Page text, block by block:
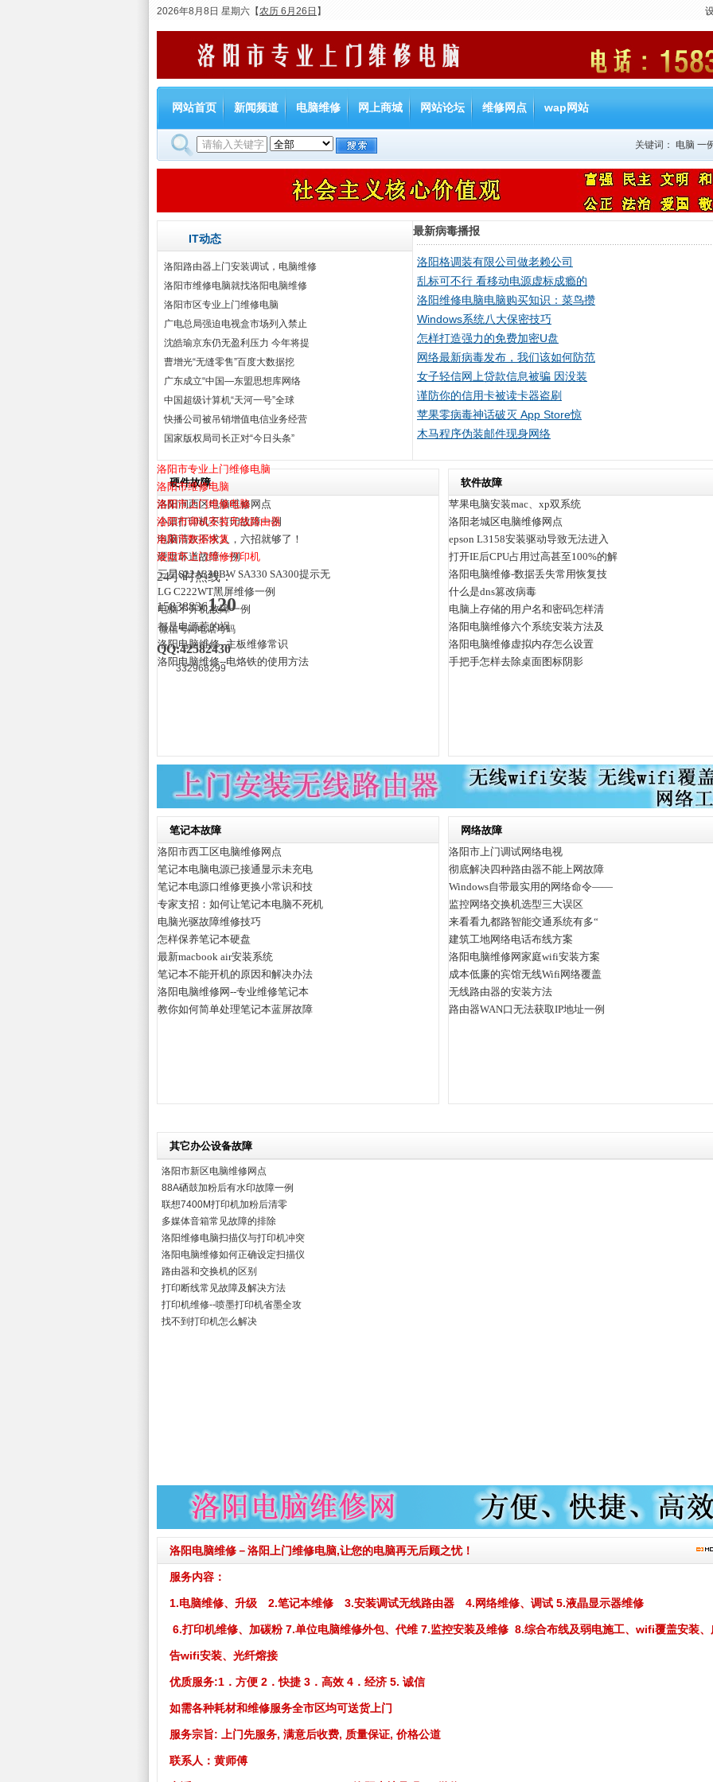
2026年8月8日 星期六 【农历 6月26日 】
网站首页 新闻频道 电脑维修 网上商城 网站论坛 维修网点 wap网站
关键词： 电脑 一
IT动态
洛阳路由器上门安装调试，电脑维修
洛阳市维修电脑就找洛阳电脑维修
洛阳市区专业上门维修电脑
广电总局强迫电视盒市场列入禁止
沈皓瑜京东仍无盈利压力 今年将提
曹增光“无缝零售”百度大数据挖
广东成立“中国—东盟思想库网络
中国超级计算机“天河一号”全球
快播公司被吊销增值电信业务经营
国家版权局司长正对“今日头条”
最新病毒播报
洛阳格调装有限公司做老赖公司
乱标可不行 看移动电源虚标成瘾的
洛阳维修电脑电脑购买知识：菜鸟攒
Windows系统八大保密技巧
怎样打造强力的免费加密U盘
网络最新病毒发布，我们该如何防范
女子轻信网上贷款信息被骗 因没装
谨防你的信用卡被读卡器盗刷
苹果零病毒神话破灭 App Store惊
木马程序伪装邮件现身网络
洛阳市专业上门维修电脑
洛阳市维修电脑
洛阳市上门维修电脑
洛阳市调试安装无线路由器
洛阳市数据恢复
洛阳市上门维修打印机
24小时热线：
15838836120
微信号同电话号码
QQ:42582430
332968299
硬件故障
洛阳涧西区电脑维修网点
小票打印机不打印故障一例
电脑清灰不求人，六招就够了！
硬盘坏道故障一例
三星S22A330BW SA330 SA300提示无
LG C222WT黑屏维修一例
电脑不开机故障一例
都是电源惹的祸
洛阳电脑维修--主板维修常识
洛阳电脑维修--电烙铁的使用方法
软件故障
苹果电脑安装mac、xp双系统
洛阳老城区电脑维修网点
epson L3158安装驱动导致无法进入
打开IE后CPU占用过高甚至100%的解
洛阳电脑维修-数据丢失常用恢复技
什么是dns篡改病毒
电脑上存储的用户名和密码怎样清
洛阳电脑维修六个系统安装方法及
洛阳电脑维修虚拟内存怎么设置
手把手怎样去除桌面图标阴影
笔记本故障
洛阳市西工区电脑维修网点
笔记本电脑电源已接通显示未充电
笔记本电源口维修更换小常识和技
专家支招：如何让笔记本电脑不死机
电脑光驱故障维修技巧
怎样保养笔记本硬盘
最新macbook air安装系统
笔记本不能开机的原因和解决办法
洛阳电脑维修网--专业维修笔记本
教你如何简单处理笔记本蓝屏故障
网络故障
洛阳市上门调试网络电视
彻底解决四种路由器不能上网故障
Windows自带最实用的网络命令——
监控网络交换机选型三大误区
来看看九都路智能交通系统有多“
建筑工地网络电话布线方案
洛阳电脑维修网家庭wifi安装方案
成本低廉的宾馆无线Wifi网络覆盖
无线路由器的安装方法
路由器WAN口无法获取IP地址一例
其它办公设备故障
洛阳市新区电脑维修网点
88A硒鼓加粉后有水印故障一例
联想7400M打印机加粉后清零
多媒体音箱常见故障的排除
洛阳维修电脑扫描仪与打印机冲突
洛阳电脑维修如何正确设定扫描仪
路由器和交换机的区别
打印断线常见故障及解决方法
打印机维修--喷墨打印机省墨全攻
找不到打印机怎么解决
洛阳电脑维修－洛阳上门维修电脑,让您的电脑再无后顾之忧！
服务内容：
1.电脑维修、升级 2.笔记本维修 3.安装调试无线路由器 4.网络维修、调试 5.液晶显示器维修
6.打印机维修、加碳粉 7.单位电脑维修外包、代维 7.监控安装及维修 8.综合布线及弱电施工、wifi覆盖安装、
告wifi安装、光纤熔接
优质服务:1．方便 2．快捷 3．高效 4．经济 5. 诚信
如需各种耗材和维修服务全市区均可送货上门
服务宗旨: 上门先服务, 满意后收费, 质量保证, 价格公道
联系人：黄师傅